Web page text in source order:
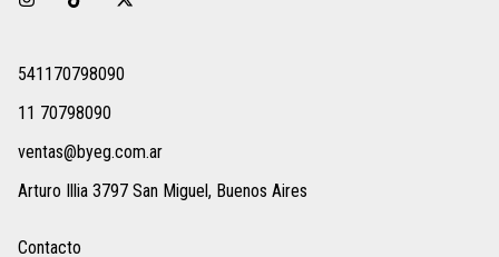
541170798090
11 70798090
ventas@byeg.com.ar
Arturo Illia 3797 San Miguel, Buenos Aires
Contacto